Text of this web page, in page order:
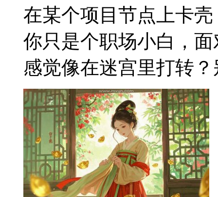
在某个项目节点上卡
你只是个职场小白，
感觉像在迷宫里打转